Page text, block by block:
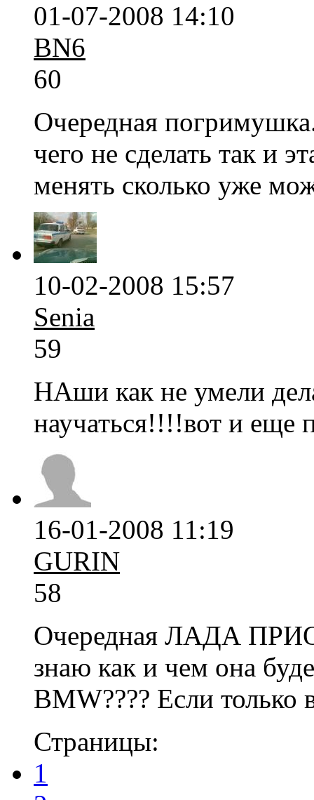
01-07-2008 14:10
BN6
60
Очередная
чего не сделать так и
менять сколько уже
10-02-2008 15:57
Senia
59
НАши как не умели
научаться!!!!вот и еще
16-01-2008 11:19
GURIN
58
Очередная ЛАДА
знаю как и чем она
BMW???? Если
Страницы:
1